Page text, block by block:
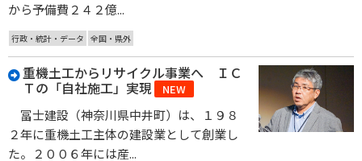
から予備費２４２億...
行政・統計・データ 全国・県外
重機土工からリサイクル事業へ ＩＣ
Ｔの「自社施工」実現 NEW
冨士建設（神奈川県中井町）は、１９８
２年に重機土工主体の建設業として創業し
た。２００６年には産...